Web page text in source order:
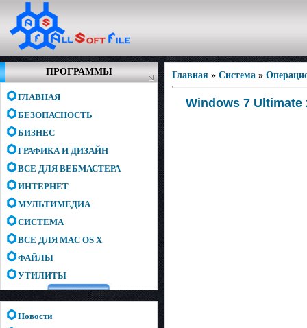
ПРОГРАММЫ
ГЛАВНАЯ
БЕЗОПАСНОСТЬ
БИЗНЕС
ГРАФИКА И ДИЗАЙН
ВСЕ ДЛЯ ВЕБМАСТЕРА
ИНТЕРНЕТ
МУЛЬТИМЕДИА
СИСТЕМА
ВСЕ ДЛЯ MAC OS X
ФАЙЛЫ
УТИЛИТЫ
Новости
Главная » Система »
Windows 7 Ultimate